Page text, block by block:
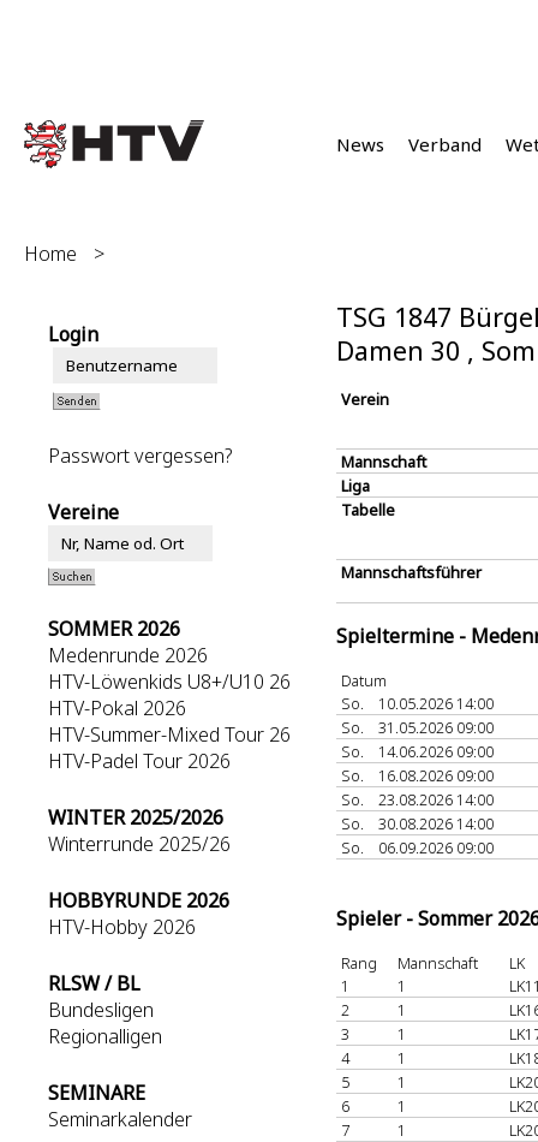
News Verband
Home >
Login
Passwort vergessen?
Vereine
SOMMER 2026
Medenrunde 2026
HTV-Löwenkids U8+/U10 26
HTV-Pokal 2026
HTV-Summer-Mixed Tour 26
HTV-Padel Tour 2026
WINTER 2025/2026
Winterrunde 2025/26
HOBBYRUNDE 2026
HTV-Hobby 2026
RLSW / BL
Bundesligen
Regionalligen
SEMINARE
Seminarkalender
TSG 1847
Damen 30 ,
Verein
Mannschaft
Liga
Tabelle
Mannschaftsführer
Spieltermine -
Datum
So.
10.05.2026 14:00
So.
31.05.2026 09:00
So.
14.06.2026 09:00
So.
16.08.2026 09:00
So.
23.08.2026 14:00
So.
30.08.2026 14:00
So.
06.09.2026 09:00
Spieler - Sommer
Rang Mannschaft
LK
1
1
2
1
3
1
4
1
5
1
6
1
7
1